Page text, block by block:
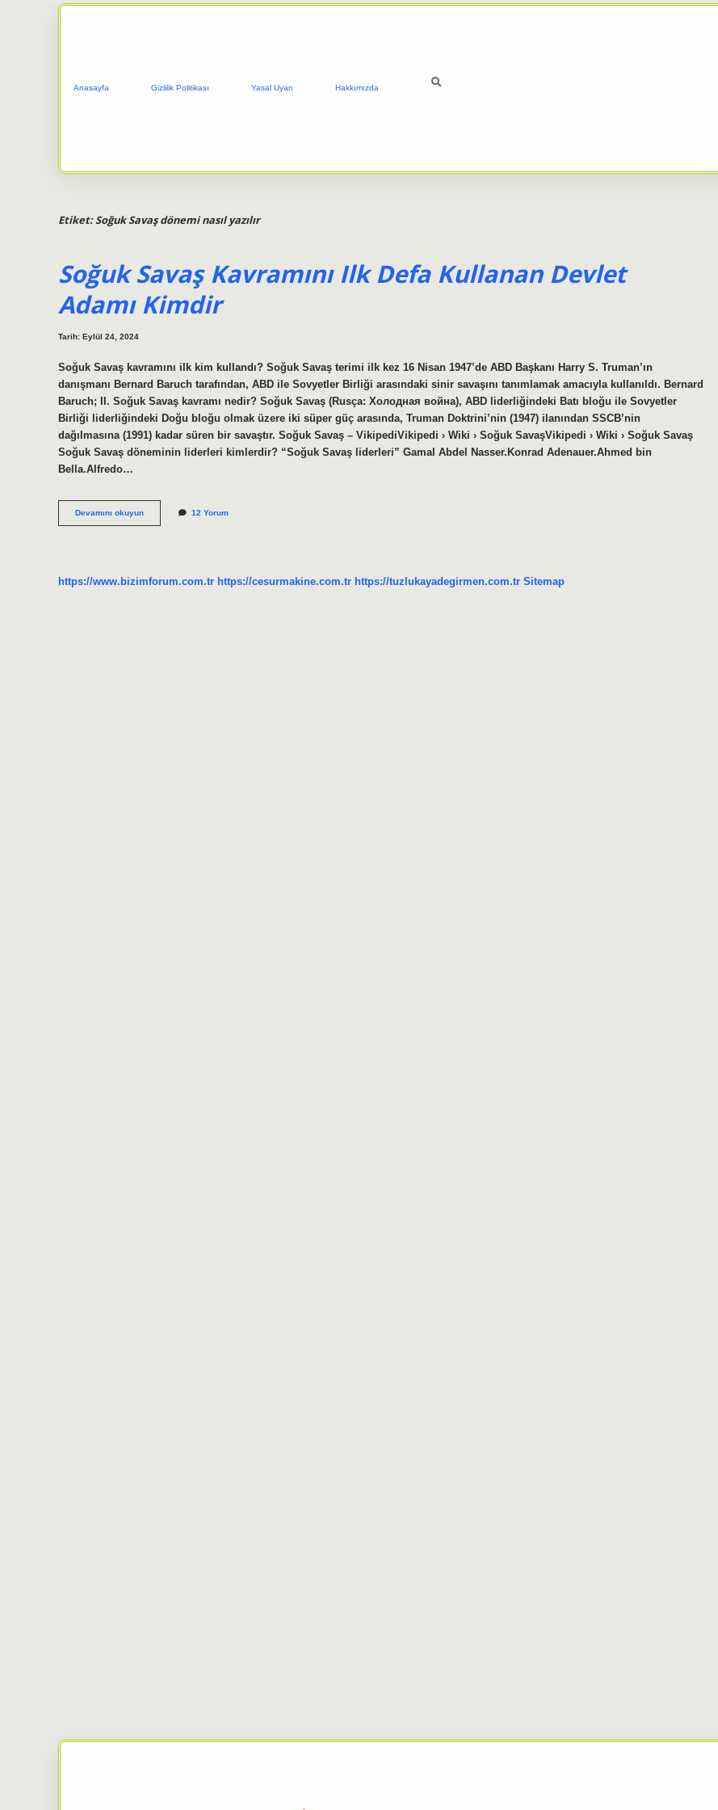
Anasayfa Gizlilik Politikası Yasal Uyarı Hakkımızda
Etiket:Soğuk Savaş dönemi nasıl yazılır
Soğuk Savaş Kavramını Ilk Defa Kullanan Devlet
Adamı Kimdir
Tarih: Eylül 24, 2024
Soğuk Savaş kavramını ilk kim kullandı? Soğuk Savaş terimi ilk kez 16 Nisan 1947’de ABD Başkanı Harry S. Truman’ın
danışmanı Bernard Baruch tarafından, ABD ile Sovyetler Birliği arasındaki sinir savaşını tanımlamak amacıyla kullanıldı. Bernard
Baruch; II. Soğuk Savaş kavramı nedir? Soğuk Savaş (Rusça: Холодная война), ABD liderliğindeki Batı bloğu ile Sovyetler
Birliği liderliğindeki Doğu bloğu olmak üzere iki süper güç arasında, Truman Doktrini’nin (1947) ilanından SSCB’nin
dağılmasına (1991) kadar süren bir savaştır. Soğuk Savaş – VikipediVikipedi › Wiki › Soğuk SavaşVikipedi › Wiki › Soğuk Savaş
Soğuk Savaş döneminin liderleri kimlerdir? “Soğuk Savaş liderleri” Gamal Abdel Nasser.Konrad Adenauer.Ahmed bin
Bella.Alfredo…
Devamını okuyunSoğuk
Savaş
Devlet
12 Yorum
https://www.bizimforum.com.tr https://cesurmakine.com.tr https://tuzlukayadegirmen.com.tr Sitemap